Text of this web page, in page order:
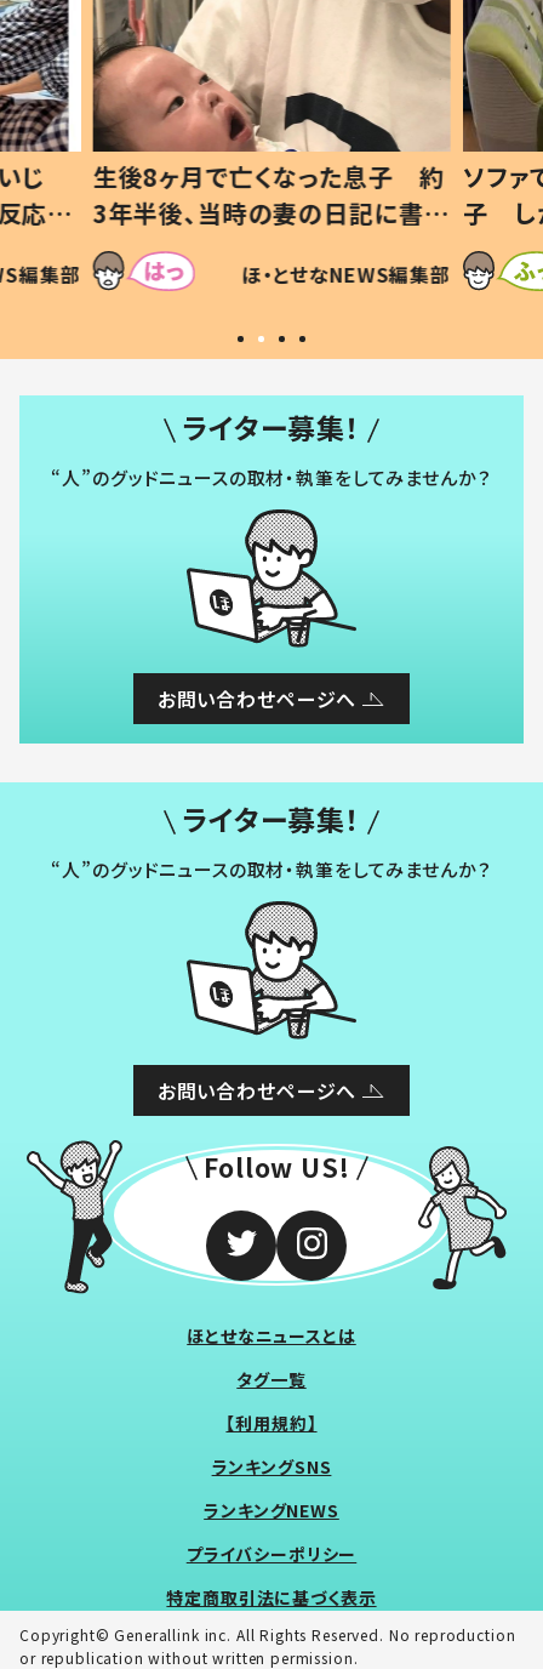
くなった息子 約
妻の日記に書い
・とせなNEWS編集部
ソファでおにぎりを食べる1歳
子 しかしよく見ると…母「！？
すべてを察した母の投稿に「
いから許す！」「現行犯〜」
ほ・とせなNEWS編
ライター募集！
“人”のグッドニュースの取材・執筆をしてみませんか？
お問い合わせページへ
ライター募集！
“人”のグッドニュースの取材・執筆をしてみませんか？
お問い合わせページへ
Follow US!
ほとせなニュースとは
タグ一覧
【利用規約】
ランキングSNS
ランキングNEWS
プライバシーポリシー
特定商取引法に基づく表示
Copyright© Generallink inc. All Rights Reserved. No reproduction
or republication without written permission.